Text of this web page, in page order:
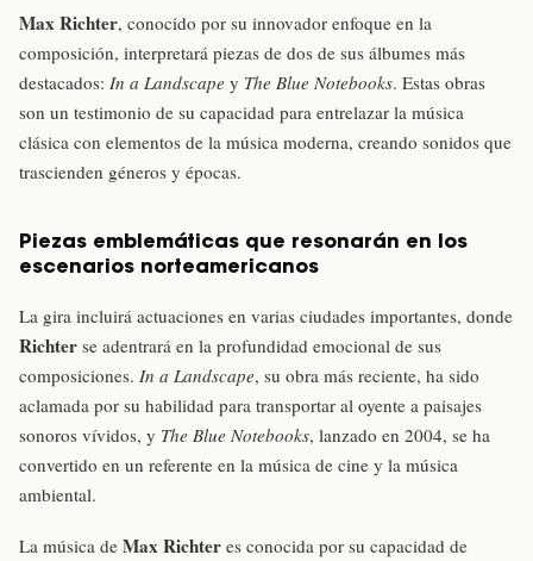
Max Richter, conocido por su innovador enfoque en la
composición, interpretará piezas de dos de sus álbumes más
destacados: In a Landscape y The Blue Notebooks. Estas obras
son un testimonio de su capacidad para entrelazar la música
clásica con elementos de la música moderna, creando sonidos que
trascienden géneros y épocas.
Piezas emblemáticas que resonarán en los
escenarios norteamericanos
La gira incluirá actuaciones en varias ciudades importantes, donde
Richter se adentrará en la profundidad emocional de sus
composiciones. In a Landscape, su obra más reciente, ha sido
aclamada por su habilidad para transportar al oyente a paisajes
sonoros vívidos, y The Blue Notebooks, lanzado en 2004, se ha
convertido en un referente en la música de cine y la música
ambiental.
La música de Max Richter es conocida por su capacidad de